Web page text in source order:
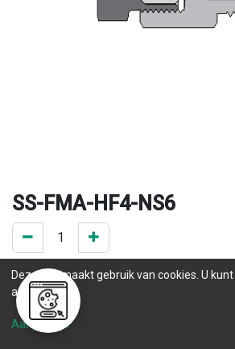
SS-FMA-HF4-NS6
0 ST op voorraad
.
Levertijd
Deze site maakt gebruik van cookies. U
aanpassen.
Aanpassen